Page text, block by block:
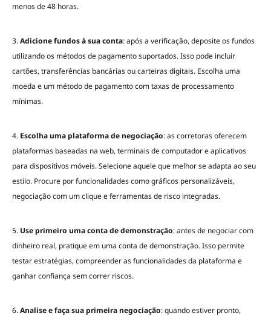
menos de 48 horas.
3.Adicione fundos à sua conta: após a verificação, deposite os fundos
utilizando os métodos de pagamento suportados. Isso pode incluir
cartões, transferências bancárias ou carteiras digitais. Escolha uma
moeda e um método de pagamento com taxas de processamento
mínimas.
4. Escolha uma plataforma de negociação: as corretoras oferecem
plataformas baseadas na web, terminais de computador e aplicativos
para dispositivos móveis. Selecione aquele que melhor se adapta ao seu
estilo. Procure por funcionalidades como gráficos personalizáveis,
negociação com um clique e ferramentas de risco integradas.
5. Use primeiro uma conta de demonstração: antes de negociar com
dinheiro real, pratique em uma conta de demonstração. Isso permite
testar estratégias, compreender as funcionalidades da plataforma e
ganhar confiança sem correr riscos.
6.Analise e faça sua primeira negociação: quando estiver pronto,